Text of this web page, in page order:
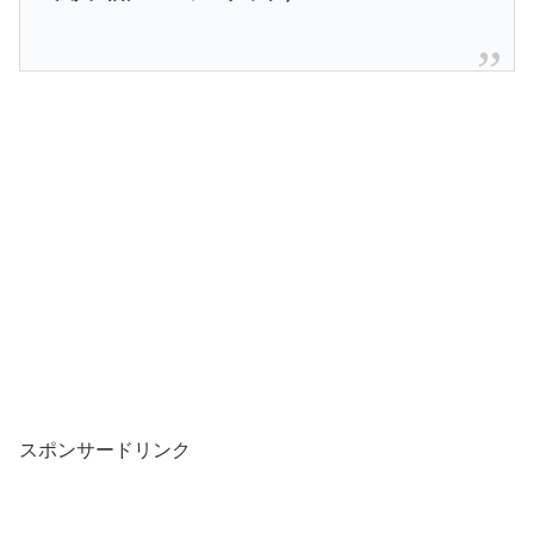
スポンサードリンク